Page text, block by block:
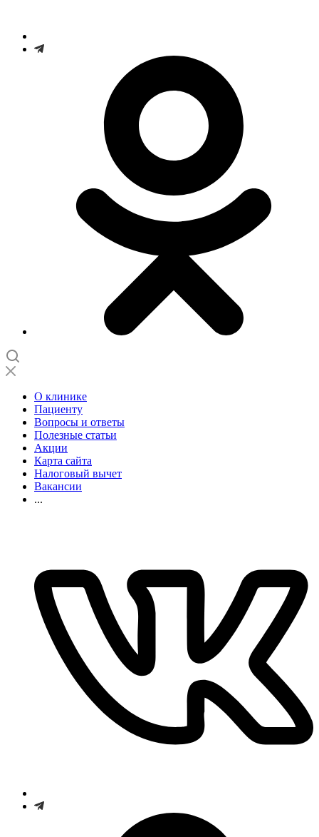
О клинике
Пациенту
Вопросы и ответы
Полезные статьи
Акции
Карта сайта
Налоговый вычет
Вакансии
...